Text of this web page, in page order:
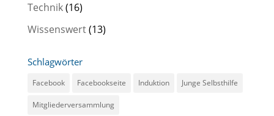
Technik(16)
Wissenswert(13)
Schlagwörter
Facebook Facebookseite Induktion Junge Selbsthilfe
Mitgliederversammlung